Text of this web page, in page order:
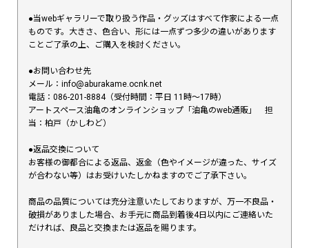
●当webギャラリーで取り扱う作品・グッズはすべて作家による一点
ものです。大きさ、色合い、形には一点ずつ多少の違いがあります
ことご了承の上、ご購入を検討ください。
●お問い合わせ先
メール：info@aburakame.ocnk.net
電話：086-201-8884（受付時間：平日 11時〜17時）
アートスペース油亀のオンラインショップ「油亀のweb通販」 担
当：柏戸（かしわど）
●返品交換について
お客様の御都合による返品、返金（色やイメージが違った、サイズ
が合わない等）はお受けいたしかねますのでご了承下さい。
商品の品質については充分注意いたしておりますが、万一不良品・
破損がありました場合、お手元に商品到着後4日以内にご連絡いた
だければ、良品と交換または返品を賜ります。